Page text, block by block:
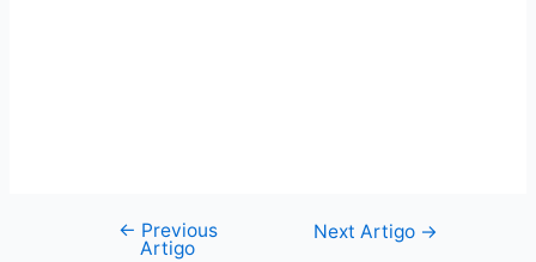
← Previous
Artigo
Next Artigo →